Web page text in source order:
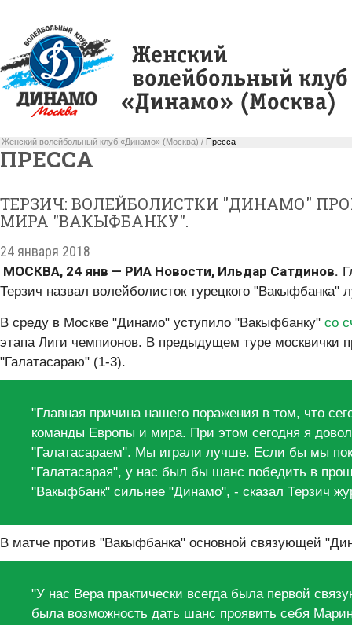
Женский волейбольный клуб «Динамо» (Москва) / Пресса
ПРЕССА
ТЕРЗИЧ: ВОЛЕЙБОЛИСТКИ "ДИНАМО"
МИРА "ВАКЫФБАНКУ".
24 января 2018
МОСКВА, 24 янв — РИА Новости, Ильдар Сатдинов.
Терзич назвал волейболисток турецкого
В среду в Москве "Динамо" уступило "Вакыфбанку" со
этапа Лиги чемпионов. В предыдущем туре москвички
"Галатасараю" (1-3).
"Главная причина нашего поражения в том, что
команды Европы и мира. При этом сегодня я
"Галатасараем". Мы играли лучше. Если бы мы
"Галатасарая", у нас был бы шанс победить в
"Вакыфбанк" сильнее "Динамо", - сказал Терзич
В матче против "Вакыфбанка" основной связующей
"У нас Вера практически всегда была первой
была возможность дать шанс проявить себя